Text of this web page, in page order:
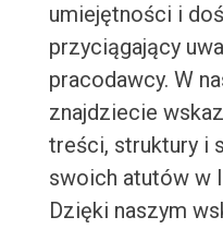
umiejętności i
przyciągający
pracodawcy. W
znajdziecie
treści, struktury i
swoich atutów w
Dzięki naszym